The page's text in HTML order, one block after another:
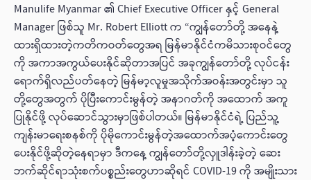
Manulife Myanmar ၏ Chief Executive Officer နှင့် General
Manager ဖြစ်သူ Mr. Robert Elliott က “ကျွန်တော်တို့ အနေနဲ့
ထားရှိထားတဲ့ကတိကဝတ်တွေအရ မြန်မာနိုင်ငံကမိသားစုဝင်တွေ
ကို အကာအကွယ်ပေးနိုင်ဆိုတာအပြင် အခုကျွန်တော်တို့ လုပ်ငန်း
ရောက်ရှိလည်ပတ်နေတဲ့ မြန်မာ့လူမှုအသိုက်အဝန်းအတွင်းမှာ သူ
တို့တွေအတွက် ပိုပြီးကောင်းမွန်တဲ့ အနာဂတ်ကို အထောက် အကူ
ပြုနိုင်ဖို့ လုပ်ဆောင်သွားမှာဖြစ်ပါတယ်။ မြန်မာနိုင်ငံရဲ့ ပြည်သူ့
ကျန်းမာရေးစနစ်ကို ပိုမိုကောင်းမွန်တဲ့အထောက်အပံ့ကောင်းတွေ
ပေးနိုင်ဖို့ဆိုတဲ့နေရာမှာ ဒီကနေ့ ကျွန်တော်တို့လှူဒါန်းခဲ့တဲ့ ဆေး
ဘက်ဆိုင်ရာသုံးစက်ပစ္စည်းတွေဟာဆိုရင် COVID-19 ကို အမျိုးသား